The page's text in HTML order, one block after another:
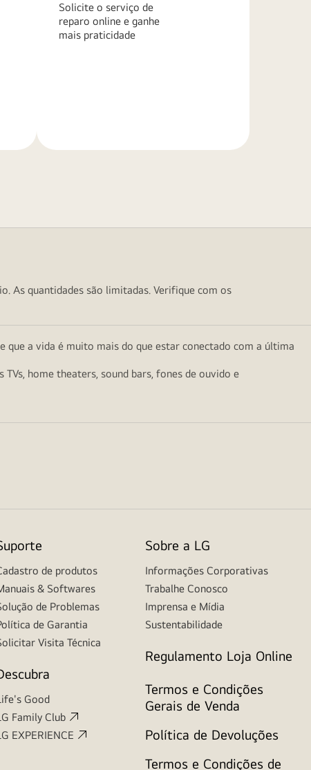
Solicite o serviço de
reparo online e ganhe
mais praticidade
As quantidades são limitadas. Verifique com os
que a vida é muito mais do que estar conectado com a última
home theaters, sound bars, fones de ouvido e
de produtos
& Softwares
de Problemas
de Garantia
Visita Técnica
Good
Family Club
EXPERIENCE
Sobre a LG
Informações Corporativas
Trabalhe Conosco
Imprensa e Mídia
Sustentabilidade
Regulamento Loja Online
Termos e Condições
Gerais de Venda
Política de Devoluções
Termos e Condições de